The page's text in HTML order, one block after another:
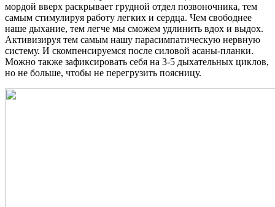
мордой вверх раскрывает грудной отдел позвоночника, тем
самым стимулируя работу легких и сердца. Чем свободнее
наше дыхание, тем легче мы сможем удлинить вдох и выдох.
Активизируя тем самым нашу парасимпатическую нервную
систему. И скомпенсируемся после силовой асаны-планки.
Можно также зафиксировать себя на 3-5 дыхательных циклов,
но не больше, чтобы не перегрузить поясницу.